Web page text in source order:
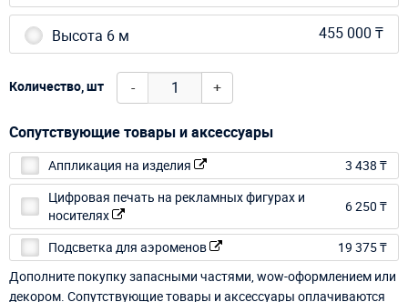
Высота 6 м 455 000 ₸
Количество, шт - +
Сопутствующие товары и аксессуары
Аппликация на изделия
3 438 ₸
Цифровая печать на рекламных фигурах и
носителях
6 250 ₸
Подсветка для аэроменов
19 375 ₸
Дополните покупку запасными частями, wow-оформлением или
декором. Сопутствующие товары и аксессуары оплачиваются